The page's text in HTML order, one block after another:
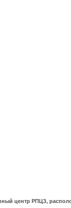
центр РПЦЗ,